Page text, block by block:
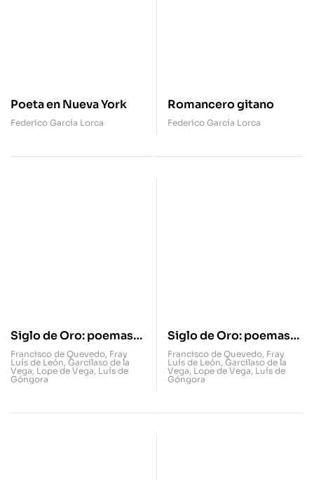
Poeta en Nueva York
Federico García Lorca
Romancero gitano
Federico García Lorca
Siglo de Oro: poemas
escogidos
Francisco de Quevedo, Fray
Luís de León, Garcilaso de la
Vega, Lope de Vega, Luís de
Góngora
Siglo de Oro: poemas
escogidos [eBook]
Francisco de Quevedo, Fray
Luís de León, Garcilaso de la
Vega, Lope de Vega, Luís de
Góngora